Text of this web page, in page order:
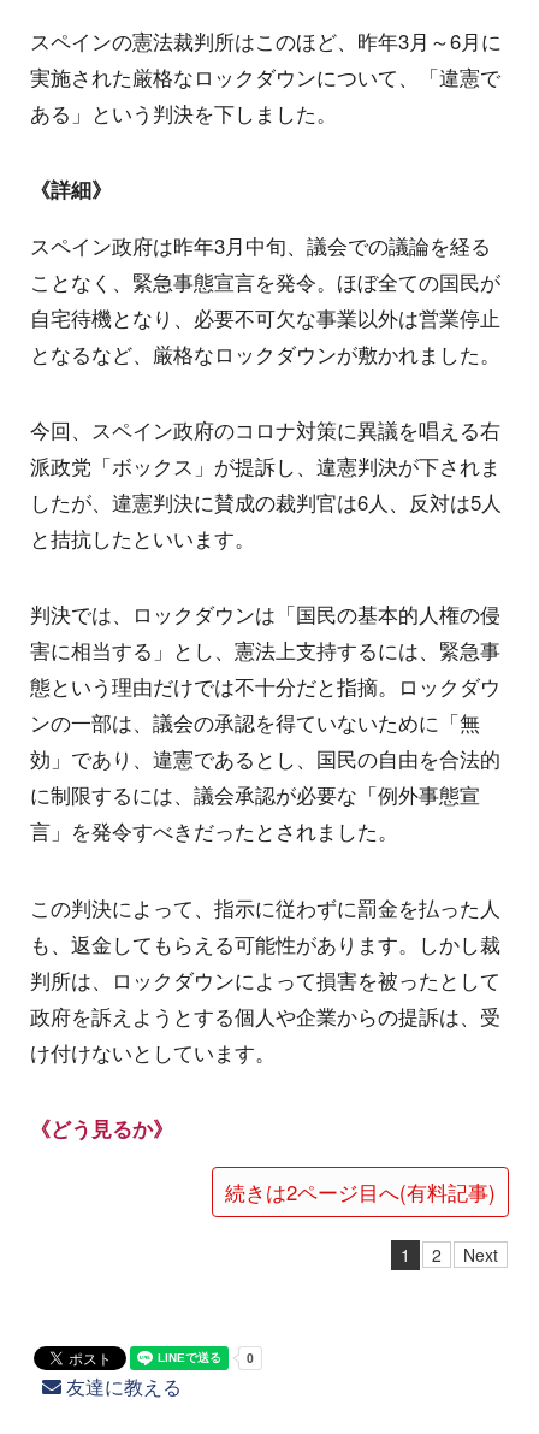
スペインの憲法裁判所はこのほど、昨年3月～6月に
実施された厳格なロックダウンについて、「違憲で
ある」という判決を下しました。
《詳細》
スペイン政府は昨年3月中旬、議会での議論を経る
ことなく、緊急事態宣言を発令。ほぼ全ての国民が
自宅待機となり、必要不可欠な事業以外は営業停止
となるなど、厳格なロックダウンが敷かれました。
今回、スペイン政府のコロナ対策に異議を唱える右
派政党「ボックス」が提訴し、違憲判決が下されま
したが、違憲判決に賛成の裁判官は6人、反対は5人
と拮抗したといいます。
判決では、ロックダウンは「国民の基本的人権の侵
害に相当する」とし、憲法上支持するには、緊急事
態という理由だけでは不十分だと指摘。ロックダウ
ンの一部は、議会の承認を得ていないために「無
効」であり、違憲であるとし、国民の自由を合法的
に制限するには、議会承認が必要な「例外事態宣
言」を発令すべきだったとされました。
この判決によって、指示に従わずに罰金を払った人
も、返金してもらえる可能性があります。しかし裁
判所は、ロックダウンによって損害を被ったとして
政府を訴えようとする個人や企業からの提訴は、受
け付けないとしています。
《どう見るか》
続きは2ページ目へ(有料記事)
1 2 Next
友達に教える